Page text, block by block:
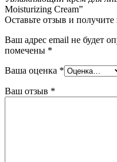
Moisturizing Cream”
Оставьте отзыв и
Ваш адрес email не будет
помечены *
Ваша оценка *
Ваш отзыв *